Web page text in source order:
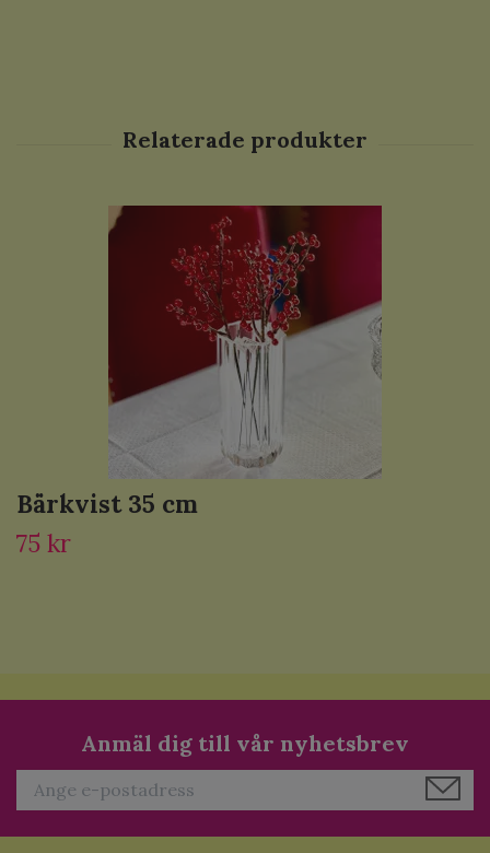
Bärkvist 35 cm
75 kr
Anmäl dig till vår nyhetsbrev